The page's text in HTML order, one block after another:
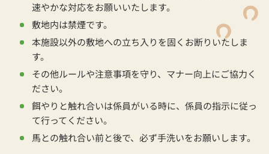
速やかな対応をお願いいたします。
敷地内は禁煙です。
本施設以外の敷地への立ち入りを固くお断りいたしま
す。
その他ルールや注意事項を守り、マナー向上にご協力く
ださい。
餌やりと触れ合いは係員がいる時に、係員の指示に従っ
て行ってください。
馬との触れ合い前と後で、必ず手洗いをお願いします。